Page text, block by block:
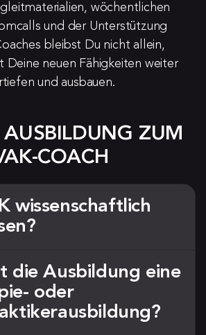
wöchentlichen
und der Unterstützung
bleibst Du nicht allein,
Deine neuen Fähigkeiten weiter
und ausbauen.
AUSBILDUNG ZUM
COACH
wissenschaftlich
wird in dieser Ausbildung nicht
oder als
gesicherte Typendiagnostik
ordnet die Kritik an
die Ausbildung eine
oder